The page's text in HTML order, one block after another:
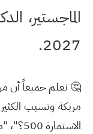
الماجستير،
2027
.
🤔 نعلم جميعاً أن
مربكة وتسبب
الاستمارة 500؟"، "متى موعد الامتحان؟".